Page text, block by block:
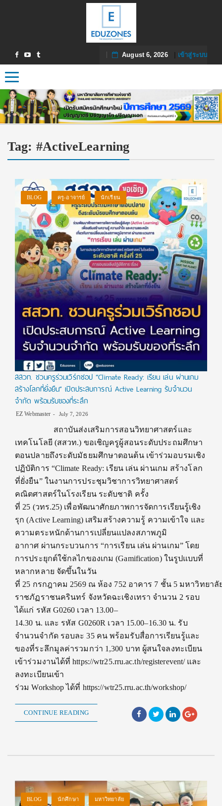
August 6, 2026| เข้าสู่ระบบ
Toggle navigation
Tag: #ActiveLearning
BLOG ครู-อาจารย์ นักเรียน
สสวท. ชวนครูร่วมเวิร์กชอป “Climate Ready: เรียน เล่น ผ่านเกม
สร้างโลกที่ยั่งยืน” เปิดประสบการณ์ Active Learning รับจำนวน
จำกัด พร้อมรับของที่ระลึก
EZ Webmaster July 7, 2026
สถาบันส่งเสริมการสอนวิทยาศาสตร์และ
เทคโนโลยี (สสวท.) ขอเชิญครูผู้สอนระดับประถมศึกษา
ตอนปลายถึงระดับมัธยมศึกษาตอนต้น เข้าร่วมอบรมเชิง
ปฏิบัติการ “Climate Ready: เรียน เล่น ผ่านเกม สร้างโลก
ที่ยั่งยืน” ในงานการประชุมวิชาการวิทยาศาสตร์
คณิตศาสตร์ในโรงเรียน ระดับชาติ ครั้ง
ที่ 25 (วทร.25) เพื่อพัฒนาศักยภาพการจัดการเรียนรู้เชิง
รุก (Active Learning) เสริมสร้างความรู้ ความเข้าใจ และ
ความตระหนักด้านการเปลี่ยนแปลงสภาพภูมิ
อากาศ ผ่านกระบวนการ “การเรียน เล่น ผ่านเกม” โดย
การประยุกต์ใช้กลไกของเกม (Gamification) ในรูปแบบที่
หลากหลาย จัดขึ้นในวัน
ที่ 25 กรกฎาคม 2569 ณ ห้อง 752 อาคาร 7 ชั้น 5 มหาวิทยาลั
ราชภัฏราชนครินทร์ จังหวัดฉะเชิงเทรา จำนวน 2 รอบ
ได้แก่ รหัส G0260 เวลา 13.00–
14.30 น. และ รหัส G0260R เวลา 15.00–16.30 น. รับ
จำนวนจำกัด รอบละ 35 คน พร้อมรับสื่อการเรียนรู้และ
ของที่ระลึกมูลค่ารวมกว่า 1,300 บาท ผู้สนใจลงทะเบียน
เข้าร่วมงานได้ที่ https://wtr25.rru.ac.th/registerevent/ และ
ลงทะเบียนเข้า
ร่วม Workshop ได้ที่ https://wtr25.rru.ac.th/workshop/
CONTINUE READING
BLOG นักศึกษา มหาวิทยาลัย